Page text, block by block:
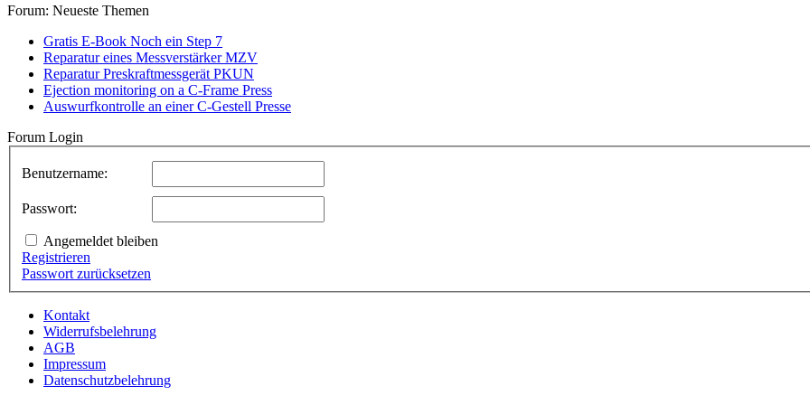
Forum: Neueste Themen
Gratis E-Book Noch ein Step 7
Reparatur eines Messverstärker MZV
Reparatur Preskraftmessgerät PKUN
Ejection monitoring on a C-Frame Press
Auswurfkontrolle an einer C-Gestell Presse
Forum Login
Benutzername:
Passwort:
Angemeldet bleiben
Registrieren
Passwort zurücksetzen
Kontakt
Widerrufsbelehrung
AGB
Impressum
Datenschutzbelehrung